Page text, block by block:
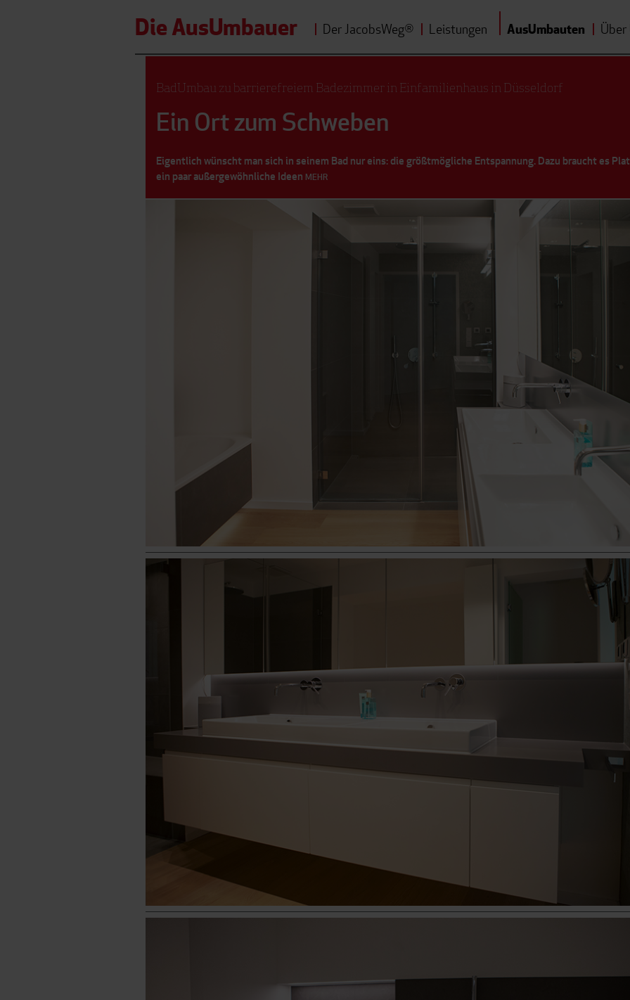
Die AusUmbauer Der JacobsWeg® Leistungen AusUmbauten Über
BadUmbau zu barrierefreiem Badezimmer in Einfamilienhaus in Düsseldorf
Ein Ort zum Schweben
Eigentlich wünscht man sich in seinem Bad nur eins: die größtmögliche Entspannung. Dazu braucht es
ein paar außergewöhnliche Ideen MEHR